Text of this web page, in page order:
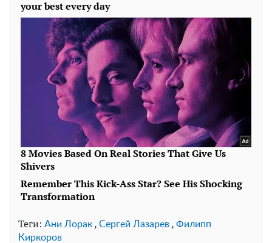
Теги: Ани Лорак , Сергей Лазарев , Филипп
Киркоров